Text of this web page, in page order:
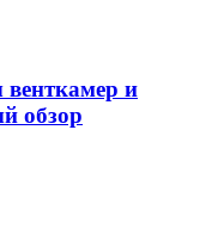
и
обзор